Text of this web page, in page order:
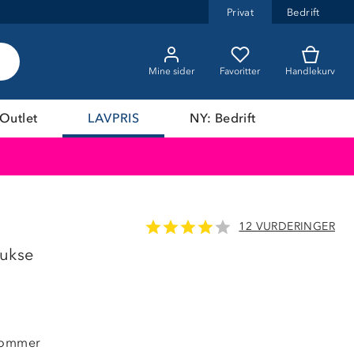
Privat Bedrift
Mine sider Favoritter Handlekurv
LAVPRIS NY: Bedrift
12 VURDERINGER